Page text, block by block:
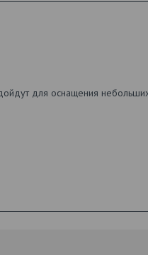
для оснащения